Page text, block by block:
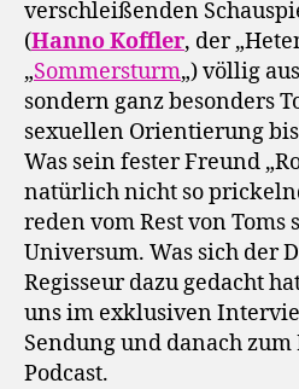
verschleißenden
(Hanno Koffler, der
„Sommersturm„) völlig
sondern ganz besonders
sexuellen Orientierung
Was sein fester Freund
natürlich nicht so
reden vom Rest von Toms
Universum. Was sich der
Regisseur dazu gedacht
uns im exklusiven
Sendung und danach
Podcast.